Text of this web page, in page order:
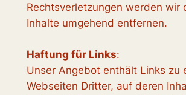
Rechtsverletzungen werden wir
Inhalte umgehend entfernen.
Haftung für Links:
Unser Angebot enthält Links zu
Webseiten Dritter, auf deren